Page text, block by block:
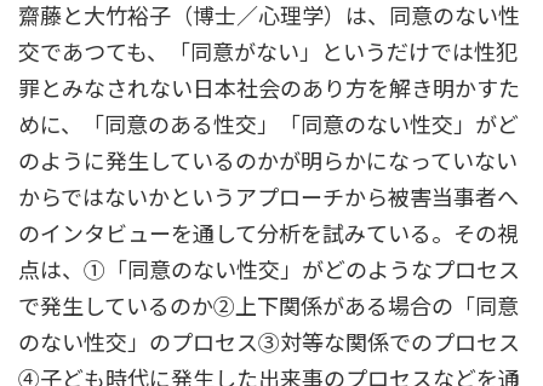
齋藤と大竹裕子（博士／心理学）は、同意のない性
交であつても、「同意がない」というだけでは性犯
罪とみなされない日本社会のあり方を解き明かすた
めに、「同意のある性交」「同意のない性交」がど
のように発生しているのかが明らかになっていない
からではないかというアプローチから被害当事者へ
のインタビューを通して分析を試みている。その視
点は、①「同意のない性交」がどのようなプロセス
で発生しているのか②上下関係がある場合の「同意
のない性交」のプロセス③対等な関係でのプロセス
④子ども時代に発生した出来事のプロセスなどを通